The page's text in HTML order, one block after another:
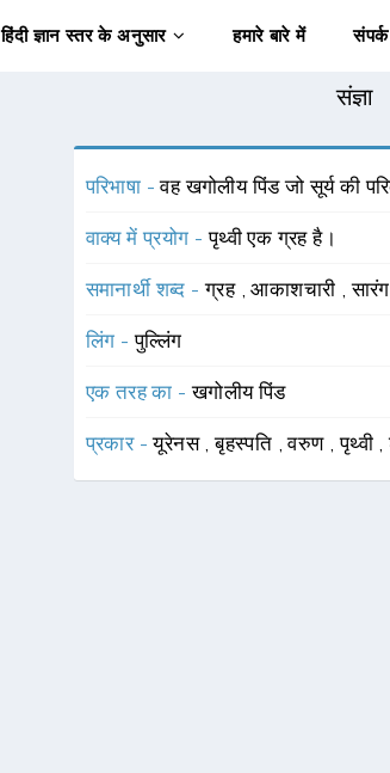
हिंदी ज्ञान स्तर के अनुसार हमारे बारे में
संज्ञा
परिभाषा -वह खगोलीय पिंड जो सूर्य की
वाक्य में प्रयोग -पृथ्वी एक ग्रह है।
समानार्थी शब्द -ग्रह ,आकाशचारी ,सारंग
लिंग -पुल्लिंग
एक तरह का -खगोलीय पिंड
प्रकार -यूरेनस ,बृहस्पति ,वरुण ,पृथ्वी ,